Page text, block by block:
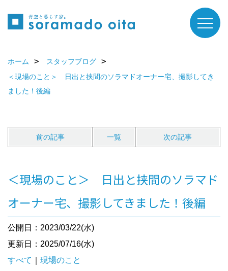
ホーム
スタッフブログ
＜現場のこと＞ 日出と挟間のソラマドオーナー宅、撮影してき
ました！後編
前の記事 一覧 次の記事
＜現場のこと＞ 日出と挟間のソラマド
オーナー宅、撮影してきました！後編
公開日：2023/03/22(水)
更新日：2025/07/16(水)
すべて
現場のこと